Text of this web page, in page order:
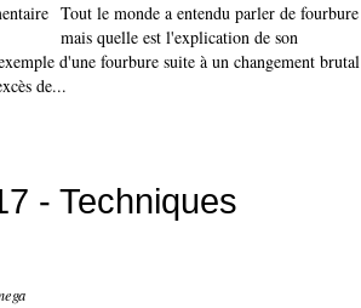
Tout le monde a entendu parler de fourbure
mais quelle est l'explication de son
d'une fourbure suite à un changement brutal
de...
- Techniques